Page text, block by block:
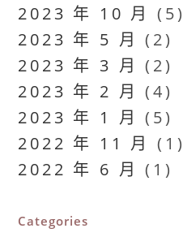
2023 年 10 月 (5)
2023 年 5 月 (2)
2023 年 3 月 (2)
2023 年 2 月 (4)
2023 年 1 月 (5)
2022 年 11 月 (1)
2022 年 6 月 (1)
Categories